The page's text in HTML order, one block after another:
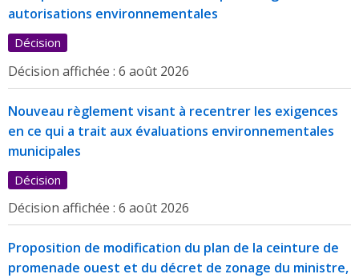
autorisations environnementales
Décision
Décision affichée : 6 août 2026
Nouveau règlement visant à recentrer les exigences
en ce qui a trait aux évaluations environnementales
municipales
Décision
Décision affichée : 6 août 2026
Proposition de modification du plan de la ceinture de
promenade ouest et du décret de zonage du ministre,